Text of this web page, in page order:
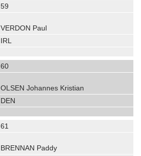
59
VERDON Paul
IRL
60
OLSEN Johannes Kristian
DEN
61
BRENNAN Paddy